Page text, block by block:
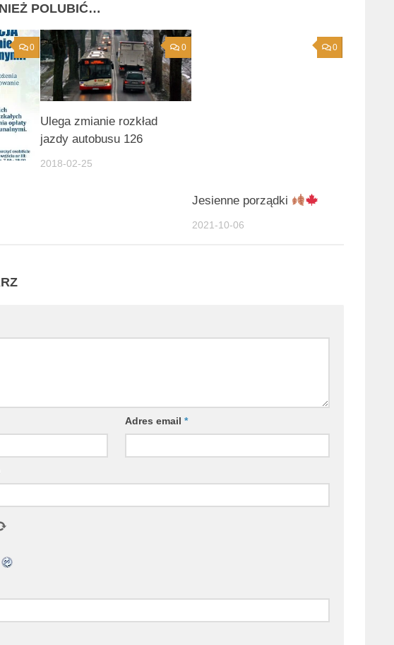
POLUBIĆ…
0 0
Ulega zmianie rozkład
jazdy autobusu 126
2018-02-25
0
Jesienne porządki
2021-10-06
Adres email*